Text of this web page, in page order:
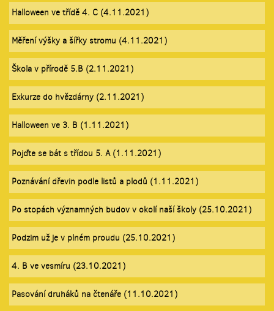
Halloween ve třídě 4. C (4.11.2021)
Měření výšky a šířky stromu (4.11.2021)
Škola v přírodě 5.B (2.11.2021)
Exkurze do hvězdárny (2.11.2021)
Halloween ve 3. B (1.11.2021)
Pojďte se bát s třídou 5. A (1.11.2021)
Poznávání dřevin podle listů a plodů (1.11.2021)
Po stopách významných budov v okolí naší školy (25.10.2021)
Podzim už je v plném proudu (25.10.2021)
4. B ve vesmíru (23.10.2021)
Pasování druháků na čtenáře (11.10.2021)